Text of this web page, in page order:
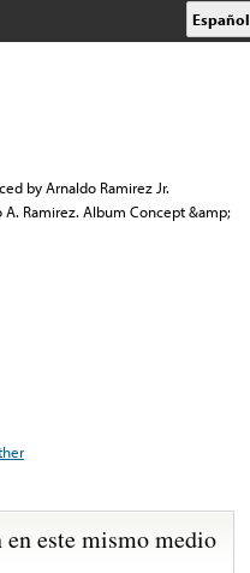
Español
by Arnaldo Ramirez Jr.
A. Ramirez. Album Concept &amp;
en este mismo medio